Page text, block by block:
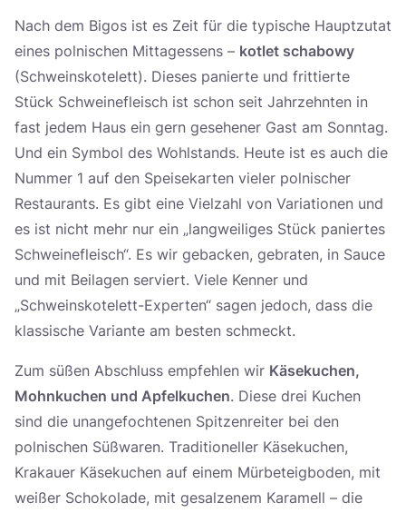
Nach dem Bigos ist es Zeit für die typische Hauptzutat
eines polnischen Mittagessens – kotlet schabowy
(Schweinskotelett). Dieses panierte und frittierte
Stück Schweinefleisch ist schon seit Jahrzehnten in
fast jedem Haus ein gern gesehener Gast am Sonntag.
Und ein Symbol des Wohlstands. Heute ist es auch die
Nummer 1 auf den Speisekarten vieler polnischer
Restaurants. Es gibt eine Vielzahl von Variationen und
es ist nicht mehr nur ein „langweiliges Stück paniertes
Schweinefleisch“. Es wir gebacken, gebraten, in Sauce
und mit Beilagen serviert. Viele Kenner und
„Schweinskotelett-Experten“ sagen jedoch, dass die
klassische Variante am besten schmeckt.
Zum süßen Abschluss empfehlen wir Käsekuchen,
Mohnkuchen und Apfelkuchen. Diese drei Kuchen
sind die unangefochtenen Spitzenreiter bei den
polnischen Süßwaren. Traditioneller Käsekuchen,
Krakauer Käsekuchen auf einem Mürbeteigboden, mit
weißer Schokolade, mit gesalzenem Karamell – die